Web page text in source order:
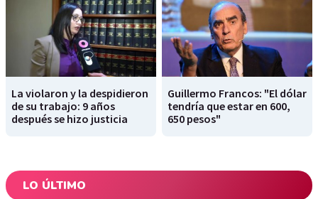
La violaron y la despidieron
de su trabajo: 9 años
después se hizo justicia
Guillermo Francos: "El dólar
tendría que estar en 600,
650 pesos"
LO ÚLTIMO